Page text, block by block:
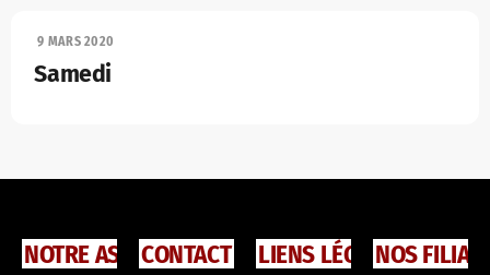
9 MARS 2020
Samedi
NOTRE ASSOCIATION
CONTACT LIENS LÉGAUXNOS